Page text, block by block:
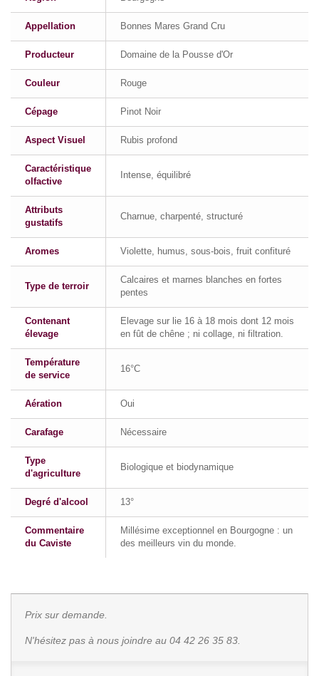
Appellation Bonnes Mares Grand Cru
Producteur Domaine de la Pousse d'Or
Couleur Rouge
Cépage Pinot Noir
Aspect Visuel Rubis profond
Caractéristique
olfactive
Intense, équilibré
Attributs
gustatifs
Charnue, charpenté, structuré
Aromes Violette, humus, sous-bois, fruit confituré
Type de terroir
Calcaires et marnes blanches en fortes
pentes
Contenant
élevage
Elevage sur lie 16 à 18 mois dont 12 mois
en fût de chêne ; ni collage, ni filtration.
Température
de service
16°C
Aération Oui
Carafage Nécessaire
Type
d'agriculture
Biologique et biodynamique
Degré d'alcool 13°
Commentaire
du Caviste
Millésime exceptionnel en Bourgogne : un
des meilleurs vin du monde.
Prix sur demande.
N'hésitez pas à nous joindre au 04 42 26 35 83.